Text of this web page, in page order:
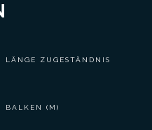
LÄNGE ZUGESTÄNDNIS
BALKEN (M)